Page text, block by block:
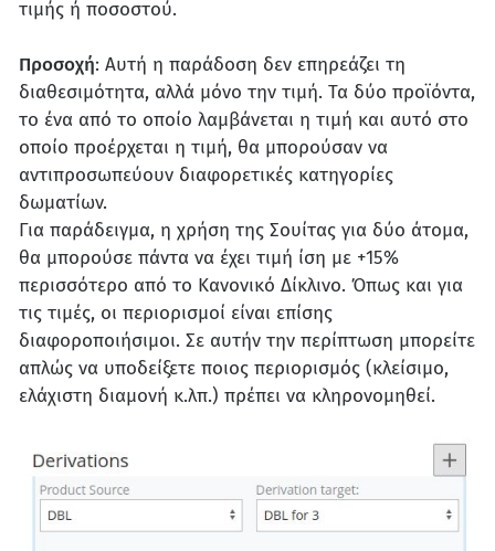
τιμής ή ποσοστού.
Προσοχή: Αυτή η παράδοση δεν επηρεάζει τη
διαθεσιμότητα, αλλά μόνο την τιμή. Τα δύο προϊόντα,
το ένα από το οποίο λαμβάνεται η τιμή και αυτό στο
οποίο προέρχεται η τιμή, θα μπορούσαν να
αντιπροσωπεύουν διαφορετικές κατηγορίες
δωματίων.
Για παράδειγμα, η χρήση της Σουίτας για δύο άτομα,
θα μπορούσε πάντα να έχει τιμή ίση με +15%
περισσότερο από το Κανονικό Δίκλινο. Όπως και για
τις τιμές, οι περιορισμοί είναι επίσης
διαφοροποιήσιμοι. Σε αυτήν την περίπτωση μπορείτε
απλώς να υποδείξετε ποιος περιορισμός (κλείσιμο,
ελάχιστη διαμονή κ.λπ.) πρέπει να κληρονομηθεί.